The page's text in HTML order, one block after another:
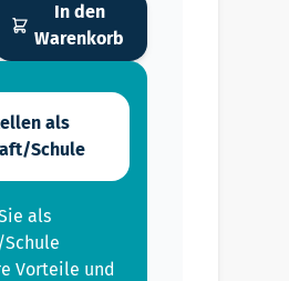
In den
Warenkorb
als
Schule
als
Vorteile und